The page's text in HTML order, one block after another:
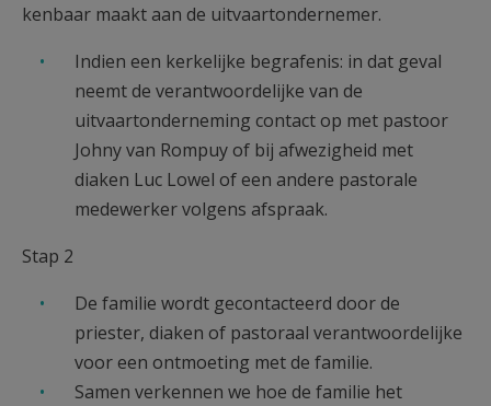
kenbaar maakt aan de uitvaartondernemer.
Indien een kerkelijke begrafenis: in dat geval
neemt de verantwoordelijke van de
uitvaartonderneming contact op met pastoor
Johny van Rompuy of bij afwezigheid met
diaken Luc Lowel of een andere pastorale
medewerker volgens afspraak.
Stap 2
De familie wordt gecontacteerd door de
priester, diaken of pastoraal verantwoordelijke
voor een ontmoeting met de familie.
Samen verkennen we hoe de familie het